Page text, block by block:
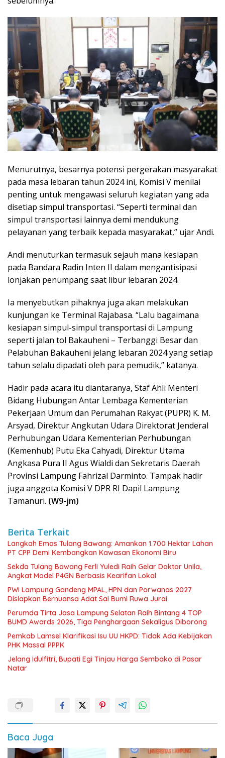
Menurutnya, besarnya potensi pergerakan masyarakat
pada masa lebaran tahun 2024 ini, Komisi V menilai
penting untuk mengawasi seluruh kegiatan yang ada
disetiap simpul transportasi. “Seperti terminal dan
simpul transportasi lainnya demi mendukung
pelayanan yang terbaik kepada masyarakat,” ujar Andi.
Andi menuturkan termasuk sejauh mana kesiapan
pada Bandara Radin Inten II dalam mengantisipasi
lonjakan penumpang saat libur lebaran 2024.
Ia menyebutkan pihaknya juga akan melakukan
kunjungan ke Terminal Rajabasa. “Lalu bagaimana
kesiapan simpul-simpul transportasi di Lampung
seperti jalan tol Bakauheni – Terbanggi Besar dan
Pelabuhan Bakauheni jelang lebaran 2024 yang setiap
tahun selalu dipadati oleh para pemudik,” katanya.
Hadir pada acara itu diantaranya, Staf Ahli Menteri
Bidang Hubungan Antar Lembaga Kementerian
Pekerjaan Umum dan Perumahan Rakyat (PUPR) K. M.
Arsyad, Direktur Angkutan Udara Direktorat Jenderal
Perhubungan Udara Kementerian Perhubungan
(Kemenhub) Putu Eka Cahyadi, Direktur Utama
Angkasa Pura II Agus Wialdi dan Sekretaris Daerah
Provinsi Lampung Fahrizal Darminto. Tampak hadir
juga anggota Komisi V DPR RI Dapil Lampung
Tamanuri. (W9-jm)
Berita Terkait
Langkah Emas Tulang Bawang: Amankan 1.700 Hektar Lahan
PT CPP Demi Kembangkan Kawasan Ekonomi Biru
Sekda Tulang Bawang Ferli Yuledi Raih Gelar Doktor Unila,
Angkat Model P4GN Berbasis Kearifan Lokal
PWI Lampung Gandeng MPAL, HPN dan Porwanas 2027
Disiapkan Bernuansa Adat Sai Bumi Ruwa Jurai
Perumda Tirta Jasa Lampung Selatan Raih Bintang 4 TOP
BUMD Awards 2026, Tiga Penghargaan Sekaligus Diborong
Pemkab Lamsel Klarifikasi Isu UU HKPD: Tidak Ada Kebijakan
PHK Massal PPPK
Jelang Idulfitri, Bupati Egi Tinjau Harga Sembako di Pasar
Natar
Baca Juga